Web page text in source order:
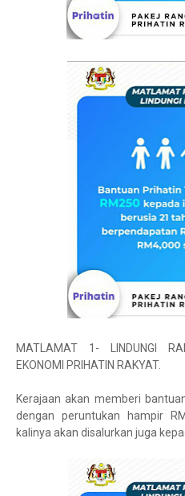
MATLAMAT 1- LINDUNGI
EKONOMI PRIHATIN RAKYAT.
Kerajaan akan memberi
dengan peruntukan hampir
kalinya akan disalurkan juga